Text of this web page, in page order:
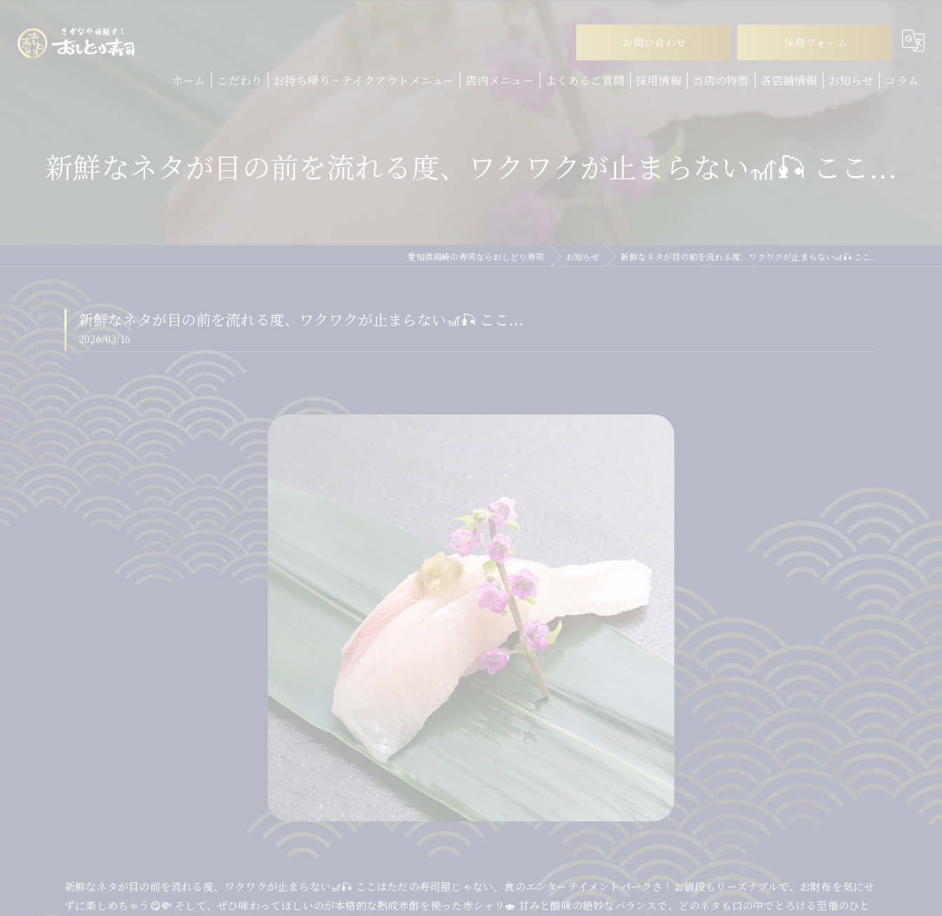
お問い合わせ 採用フォーム
ホーム こだわり お持ち帰り・テイクアウトメニュー 店内メニュー よくあるご質問 採用情報 当店の特徴
ディナー
回転寿司
各店舗情報 お知らせ コラム
新鮮なネタが目の前を流れる度、ワクワクが止まらない🎢🎣 ここ...
愛知県岡崎の寿司ならおしどり寿司 お知らせ 新鮮なネタが目の前を流れる度、ワクワクが止まらない🎢🎣 ここ...
新鮮なネタが目の前を流れる度、ワクワクが止まらない🎢🎣 ここ...
2026/03/16
新鮮なネタが目の前を流れる度、ワクワクが止まらない🎢🎣 ここはただの寿司屋じゃない、食のエンターテイメントパークさ！お値段もリーズナブルで、お財布を気にせ
ずに楽しめちゃう😋💸 そして、ぜひ味わってほしいのが本格的な熟成赤酢を使った赤シャリ🍣 甘みと酸味の絶妙なバランスで、どのネタも口の中でとろける至福のひと